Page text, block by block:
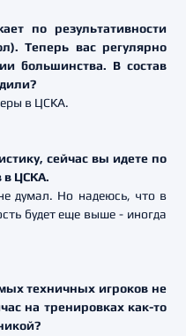
по результативности
Теперь вас регулярно
большинства. В состав
в ЦСКА.
сейчас вы идете по
в ЦСКА.
думал. Но надеюсь, что в
будет еще выше - иногда
техничных игроков не
на тренировках как-то